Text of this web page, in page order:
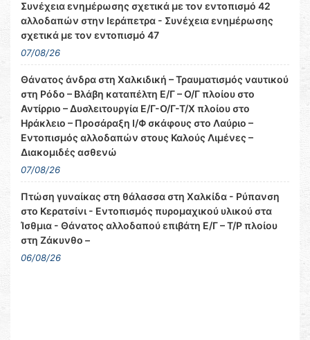
Συνέχεια ενημέρωσης σχετικά με τον εντοπισμό 42
αλλοδαπών στην Ιεράπετρα - Συνέχεια ενημέρωσης
σχετικά με τον εντοπισμό 47
07/08/26
Θάνατος άνδρα στη Χαλκιδική – Τραυματισμός ναυτικού
στη Ρόδο – Βλάβη καταπέλτη Ε/Γ – Ο/Γ πλοίου στο
Αντίρριο – Δυσλειτουργία Ε/Γ-Ο/Γ-Τ/Χ πλοίου στο
Ηράκλειο – Προσάραξη Ι/Φ σκάφους στο Λαύριο –
Εντοπισμός αλλοδαπών στους Καλούς Λιμένες –
Διακομιδές ασθενώ
07/08/26
Πτώση γυναίκας στη θάλασσα στη Χαλκίδα - Ρύπανση
στο Κερατσίνι - Εντοπισμός πυρομαχικού υλικού στα
Ίσθμια - Θάνατος αλλοδαπού επιβάτη Ε/Γ – Τ/Ρ πλοίου
στη Ζάκυνθο –
06/08/26